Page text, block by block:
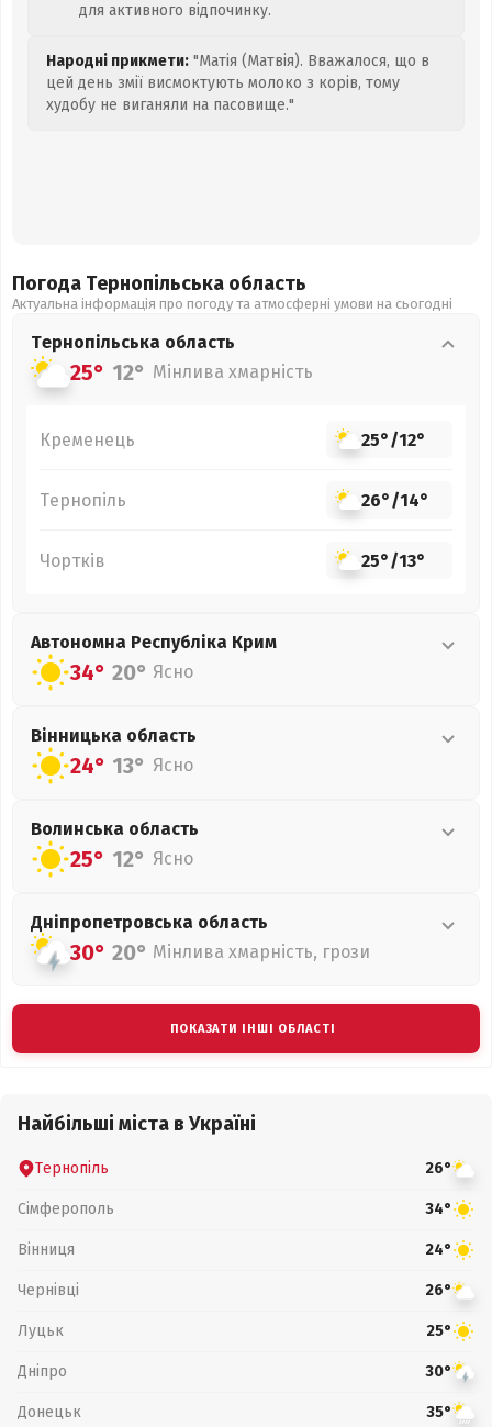
для активного відпочинку.
Народні прикмети: "Матія (Матвія). Вважалося, що в
цей день змії висмоктують молоко з корів, тому
худобу не виганяли на пасовище."
Погода Тернопільська область
Актуальна інформація про погоду та атмосферні умови на сьогодні
Тернопільська область
25° 12° Мінлива хмарність
Кременець 25°/12°
Тернопіль 26°/14°
Чортків 25°/13°
Автономна Республіка Крим
34° 20° Ясно
Вінницька область
24° 13° Ясно
Волинська область
25° 12° Ясно
Дніпропетровська область
30° 20° Мінлива хмарність, грози
ПОКАЗАТИ ІНШІ ОБЛАСТІ
Найбільші міста в Україні
Тернопіль 26°
Сімферополь 34°
Вінниця 24°
Чернівці 26°
Луцьк 25°
Дніпро 30°
Донецьк 35°